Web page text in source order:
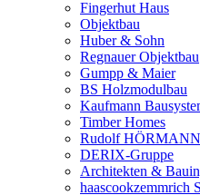
Fingerhut Haus
Objektbau
Huber & Sohn
Regnauer Objektbau
Gumpp & Maier
BS Holzmodulbau
Kaufmann
Timber Homes
Rudolf HÖRMANN
DERIX-Gruppe
Architekten &
haascookzemmrich